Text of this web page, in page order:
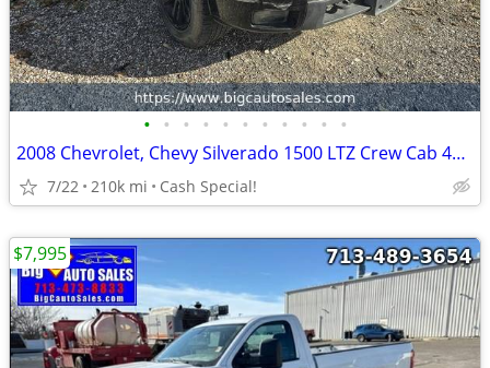
• • • • • • • • • • •
2008 Chevrolet, Chevy Silverado 1500 LTZ Crew Cab 4WD !
7/22 210k mi Cash Special!
$7,995